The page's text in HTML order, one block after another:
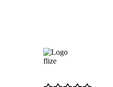
flize